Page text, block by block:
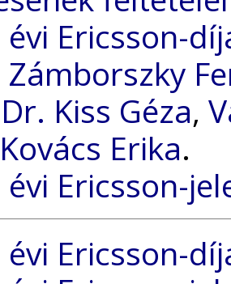
évi Ericsson-
Zámborszky
Dr. Kiss Géza,
Erika.
Ericsson-
évi Ericsson-